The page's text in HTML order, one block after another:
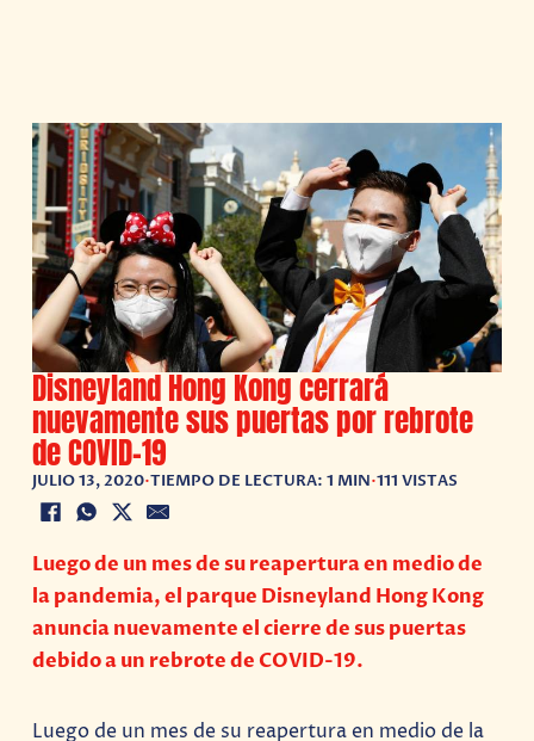
Disneyland Hong Kong cerrará
nuevamente sus puertas por rebrote
de COVID-19
JULIO 13, 2020•TIEMPO DE LECTURA: 1 MIN•111 VISTAS
Luego de un mes de su reapertura en medio de
la pandemia, el parque Disneyland Hong Kong
anuncia nuevamente el cierre de sus puertas
debido a un rebrote de COVID-19.
Luego de un mes de su reapertura en medio de la